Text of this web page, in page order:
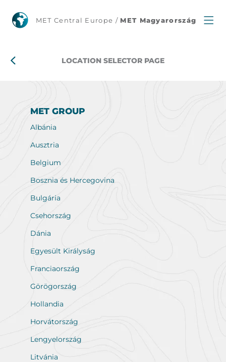
MET
helyi
leányvállalatok
listája
MET Central Europe / MET Magyarország
LOCATION SELECTOR PAGE
MET GROUP
Albánia
Ausztria
Belgium
Bosznia és Hercegovina
Bulgária
Csehország
Dánia
Egyesült Királyság
Franciaország
Görögország
Hollandia
Horvátország
Lengyelország
Litvánia